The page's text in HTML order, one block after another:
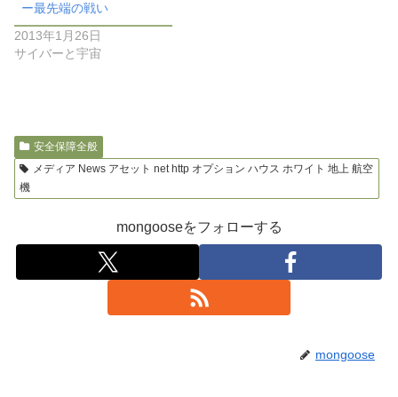
ー最先端の戦い
2013年1月26日
サイバーと宇宙
安全保障全般
メディア News アセット net http オプション ハウス ホワイト 地上 航空
機
mongooseをフォローする
mongoose